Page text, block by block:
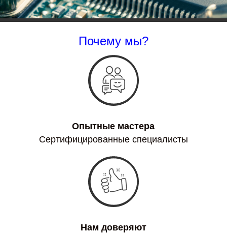
Почему мы?
Опытные мастера
Сертифицированные специалисты
Нам доверяют